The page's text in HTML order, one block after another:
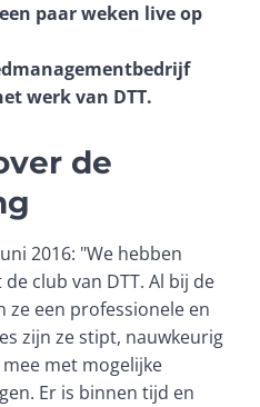
paar weken live op
werk van DTT.
de
2016: "We hebben
club van DTT. Al bij de
ze een professionele en
zijn ze stipt, nauwkeurig
met mogelijke
Er is binnen tijd en